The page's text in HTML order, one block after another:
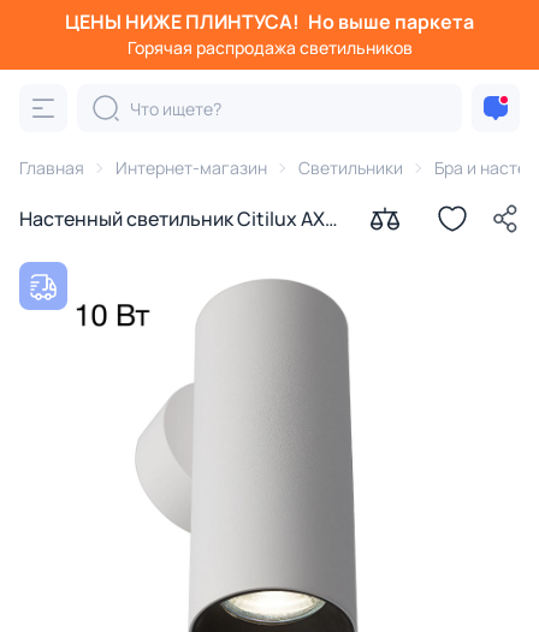
ЦЕНЫ НИЖЕ ПЛИНТУСА! Но выше паркета
Горячая распродажа светильников
Главная Интернет-магазин Светильники Бра и
Настенный светильник Citilux AXEL